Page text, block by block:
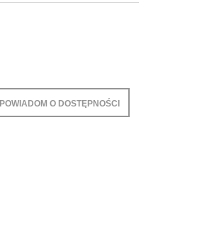
POWIADOM O DOSTĘPNOŚCI